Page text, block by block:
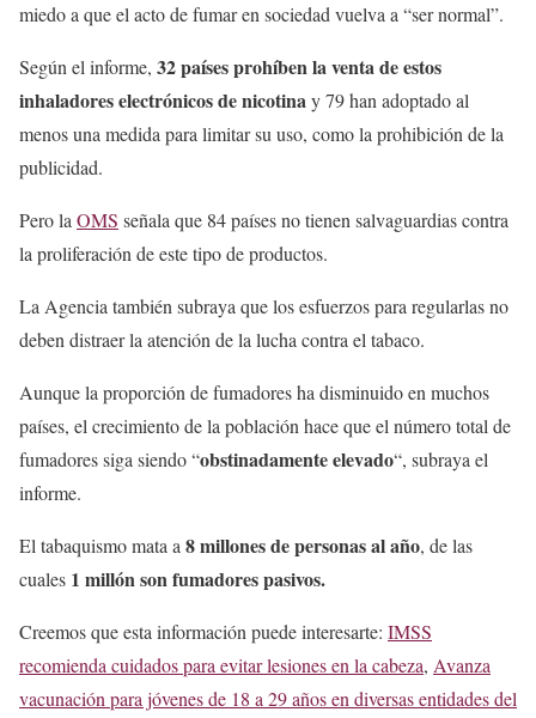
miedo a que el acto de fumar en sociedad vuelva a “ser normal”.
Según el informe, 32 países prohíben la venta de estos
inhaladoreselectrónicosde nicotinay 79 han adoptado al
menos una medida para limitar su uso, como la prohibición de la
publicidad.
Pero la OMS señala que 84 países no tienen salvaguardias contra
la proliferación de este tipo de productos.
La Agencia también subraya que los esfuerzos para regularlas no
deben distraer la atención de la lucha contra el tabaco.
Aunque la proporción de fumadores ha disminuido en muchos
países, el crecimiento de la población hace que el número total de
fumadores siga siendo “obstinadamente elevado“, subraya el
informe.
El tabaquismo mata a 8 millones de personas al año, de las
cuales 1 millón son fumadores pasivos.
Creemos que esta información puede interesarte: IMSS
recomienda cuidados para evitar lesiones en la cabeza, Avanza
vacunación para jóvenes de 18 a 29 años en diversas entidades del